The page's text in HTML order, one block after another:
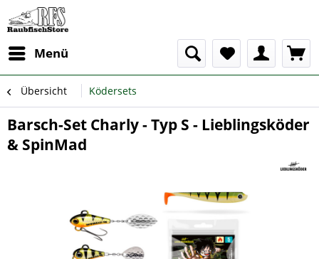
Menü
Übersicht Ködersets
Barsch-Set Charly - Typ S - Lieblingsköder
& SpinMad